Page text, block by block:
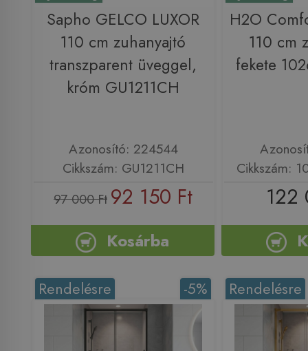
Sapho GELCO LUXOR
110 cm zuhanyajtó
transzparent üveggel,
króm GU1211CH
Azonosító: 224544
Cikkszám: GU1211CH
97 000 Ft 92 150 Ft
Kosárba
H2O
110 cm
fekete
Cikkszám:
122
-5%
Rendelésre Rendelésre